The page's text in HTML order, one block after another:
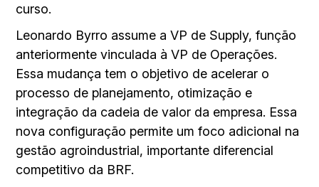
curso.
Leonardo Byrro assume a VP de Supply, função
anteriormente vinculada à VP de Operações.
Essa mudança tem o objetivo de acelerar o
processo de planejamento, otimização e
integração da cadeia de valor da empresa. Essa
nova configuração permite um foco adicional na
gestão agroindustrial, importante diferencial
competitivo da BRF.